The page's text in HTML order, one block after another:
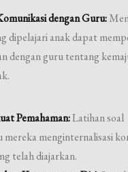
dengan Guru:
dipelajari anak dapat
dengan guru tentang
Pemahaman:Latihan soal
mereka menginternalisasi
telah diajarkan.